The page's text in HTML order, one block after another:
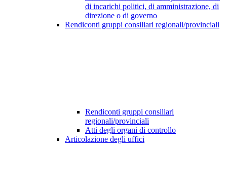
di incarichi politici, di amministrazione, di
direzione o di governo
Rendiconti gruppi consiliari regionali/provinciali
Rendiconti gruppi consiliari
regionali/provinciali
Atti degli organi di controllo
Articolazione degli uffici